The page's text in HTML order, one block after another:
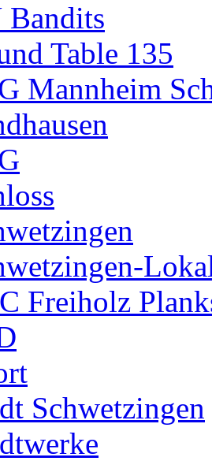
Bandits
Table 135
Mannheim
Freiholz
Schwetzingen